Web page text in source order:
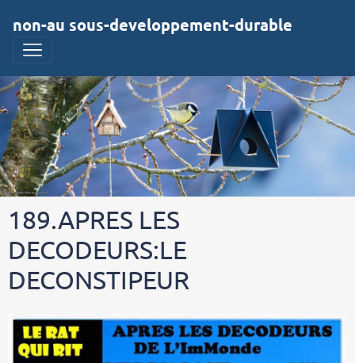
non-au sous-developpement-durable
189.APRES LES
DECODEURS:LE
DECONSTIPEUR